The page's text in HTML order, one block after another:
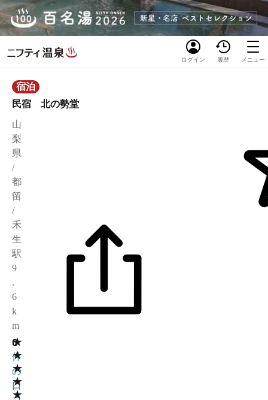
ログイン 履歴 メニュー
宿泊
民宿 北の勢堂
山
梨
県
/
都
留
/
禾
生
駅
9
.
6
k
m
★
★
★
★
★
0
0
件
の
口